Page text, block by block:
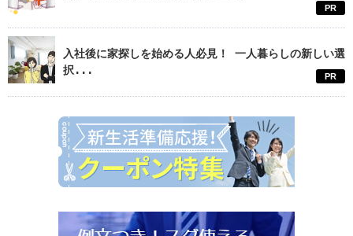
PR
入社後に家探しを始める人必見！ 一人暮らしの新しい選
択...
PR